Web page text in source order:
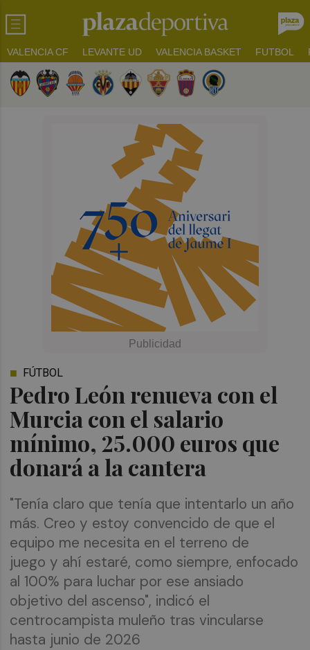
VALENCIA CF LEVANTE UD VALENCIA BASKET FUTBOL
Pedro León renueva con el
Murcia con el salario
mínimo, 25.000 euros que
donará a la cantera
FÚTBOL
"Tenía claro que tenía que intentarlo un año
más. Creo y estoy convencido de que el
equipo me necesita en el terreno de
juego y ahí estaré, como siempre, enfocado
al 100% para luchar por ese ansiado
objetivo del ascenso", indicó el
centrocampista muleño tras vincularse
hasta junio de 2026